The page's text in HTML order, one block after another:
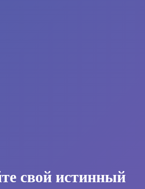
свой истинный